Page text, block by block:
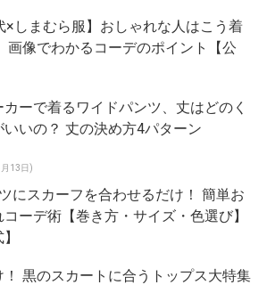
×しまむら服】おしゃれな人はこう着
画像でわかるコーデのポイント【公
カーで着るワイドパンツ、丈はどのく
いいの？ 丈の決め方4パターン
13日)
にスカーフを合わせるだけ！ 簡単お
コーデ術【巻き方・サイズ・色選び】
！ 黒のスカートに合うトップス大特集